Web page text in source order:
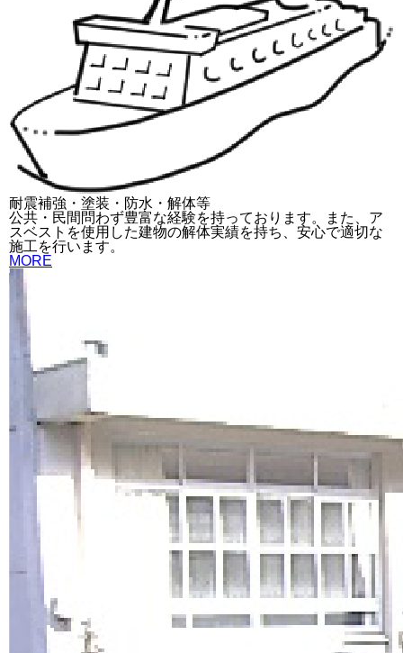
耐震補強・塗装・防水・解体等
公共・民間問わず豊富な経験を持っております。また、ア
スベストを使用した建物の解体実績を持ち、安心で適切な
施工を行います。
MORE